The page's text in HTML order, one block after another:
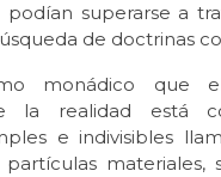
podían superarse a
de doctrinas
monádico que
la realidad está
e indivisibles
partículas materiales,